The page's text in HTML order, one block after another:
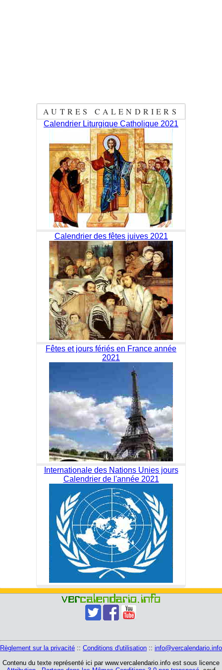
AUTRES CALENDRIERS
Calendrier Liturgique Catholique 2021
Calendrier des fêtes juives 2021
Fêtes et jours fériés en France année
2021
Internationale des Nations Unies jours
Calendrier de l'année 2021
Règlement sur la privacité :: Conditions d'utilisation :: info@vercalendario.info
Contenu du texte représenté ici par www.vercalendario.info est sous licence